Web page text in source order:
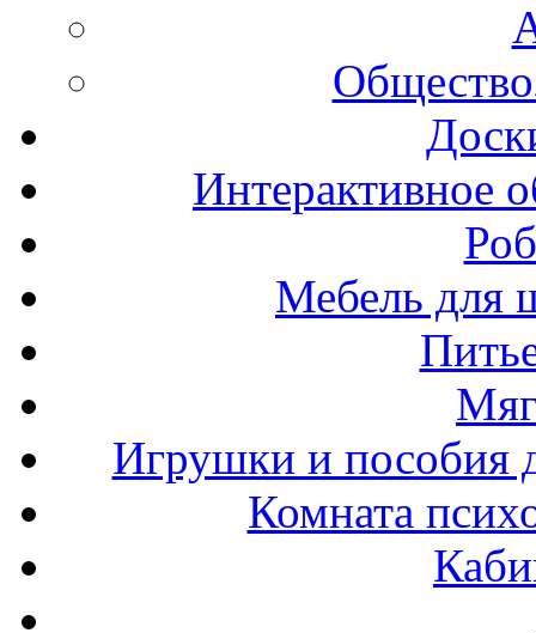
Интерактивное
Мебель для
Игрушки и пособия
Комната